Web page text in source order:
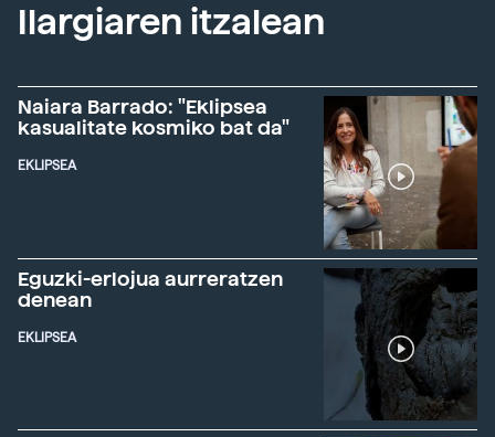
Ilargiaren itzalean
Naiara Barrado: "Eklipsea
kasualitate kosmiko bat da"
EKLIPSEA
Eguzki-erlojua aurreratzen
denean
EKLIPSEA